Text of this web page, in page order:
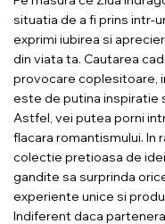
situatia de a fi prins intr-
exprimi iubirea si
din viata ta. Cautarea
provocare coplesitoare,
este de putina inspiratie
Astfel, vei putea porni
flacara romantismului. In
colectie pretioasa de
gandite sa surprinda
experiente unice si
Indiferent daca